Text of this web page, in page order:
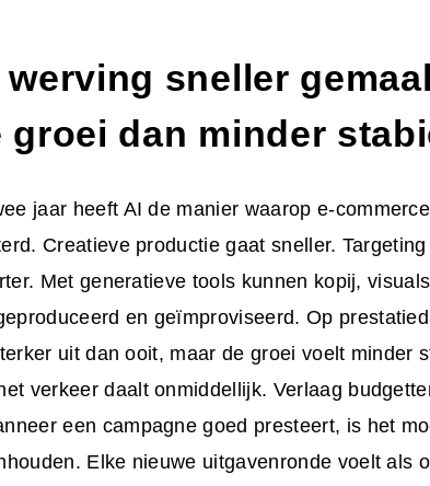
sneller
groei dan minder
jaar heeft AI de manier waarop e-
Creatieve productie gaat sneller.
Met generatieve tools kunnen kopij,
en geïmproviseerd. Op
uit dan ooit, maar de groei voelt minder
verkeer daalt onmiddellijk. Verlaag
een campagne goed presteert, is het
Elke nieuwe uitgavenronde voelt als